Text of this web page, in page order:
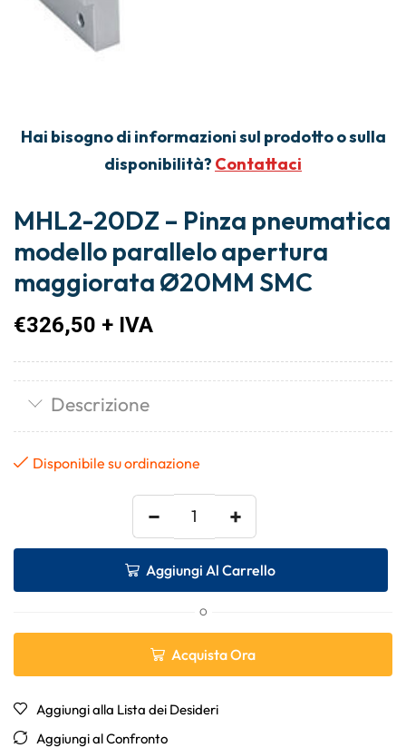
Hai bisogno di informazioni sul prodotto o sulla
disponibilità? Contattaci
MHL2-20DZ – Pinza pneumatica
modello parallelo apertura
maggiorata Ø20MM SMC
€326,50 + IVA
Descrizione
Disponibile su ordinazione
− +
Aggiungi Al Carrello
O
Acquista Ora
Aggiungi alla Lista dei Desideri
Aggiungi al Confronto